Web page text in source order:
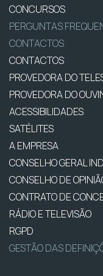
CONCURSOS
PERGUNTAS
CONTACTOS
CONTACTOS
PROVEDORA DO
PROVEDORA DO
ACESSIBILIDADES
SATÉLITES
A EMPRESA
CONSELHO GERAL
CONSELHO DE
CONTRATO DE
RÁDIO E TELEVISÃO
RGPD
GESTÃO DAS